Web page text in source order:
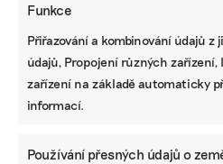
Funkce
Přiřazování a kombinování údajů z
údajů, Propojení různých
zařízení na základě automaticky
informací.
Používání přesných údajů o